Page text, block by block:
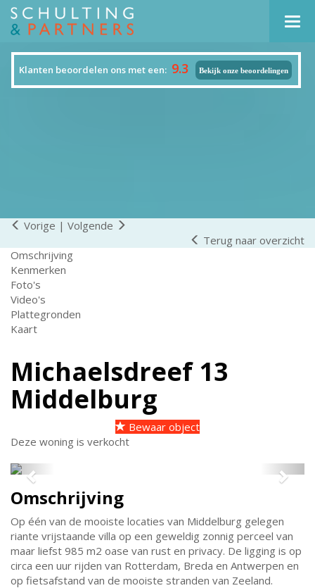
Klanten beoordelen ons met een: 9.3 Bekijk onze beoordelingen
Vorige | Volgende
Terug naar overzicht
Omschrijving
Kenmerken
Foto's
Video's
Plattegronden
Kaart
Michaelsdreef 13
Middelburg
Bewaar object
Deze woning is verkocht
Previous Next
Omschrijving
Op één van de mooiste locaties van Middelburg gelegen
riante vrijstaande villa op een geweldig zonnig perceel van
maar liefst 985 m2 oase van rust en privacy. De ligging is op
circa een uur rijden van Rotterdam, Breda en Antwerpen en
op fietsafstand van de mooiste stranden van Zeeland.